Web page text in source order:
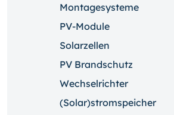
Montagesysteme
PV-Module
Solarzellen
PV Brandschutz
Wechselrichter
(Solar)stromspeicher